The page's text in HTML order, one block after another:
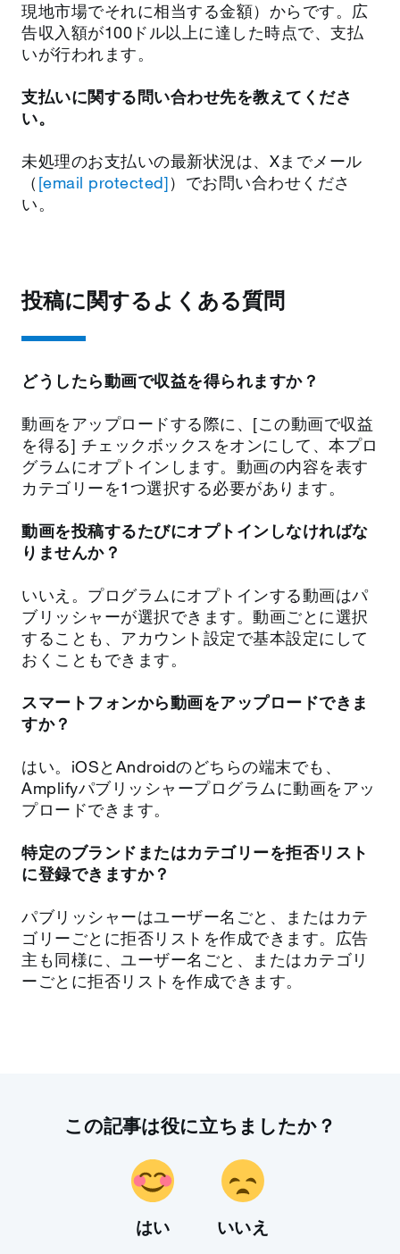
現地市場でそれに相当する金額）からです。広
告収入額が100ドル以上に達した時点で、支払
いが行われます。
支払いに関する問い合わせ先を教えてくださ
い。
未処理のお支払いの最新状況は、Xまでメール
（ [email protected]）でお問い合わせくださ
い。
投稿に関するよくある質問
どうしたら動画で収益を得られますか？
動画をアップロードする際に、[この動画で収益
を得る] チェックボックスをオンにして、本プロ
グラムにオプトインします。動画の内容を表す
カテゴリーを1つ選択する必要があります。
動画を投稿するたびにオプトインしなければな
りませんか？
いいえ。プログラムにオプトインする動画はパ
ブリッシャーが選択できます。動画ごとに選択
することも、アカウント設定で基本設定にして
おくこともできます。
スマートフォンから動画をアップロードできま
すか？
はい。iOSとAndroidのどちらの端末でも、
Amplifyパブリッシャープログラムに動画をアッ
プロードできます。
特定のブランドまたはカテゴリーを拒否リスト
に登録できますか？
パブリッシャーはユーザー名ごと、またはカテ
ゴリーごとに拒否リストを作成できます。広告
主も同様に、ユーザー名ごと、またはカテゴリ
ーごとに拒否リストを作成できます。
この記事は役に立ちましたか？
はい いいえ